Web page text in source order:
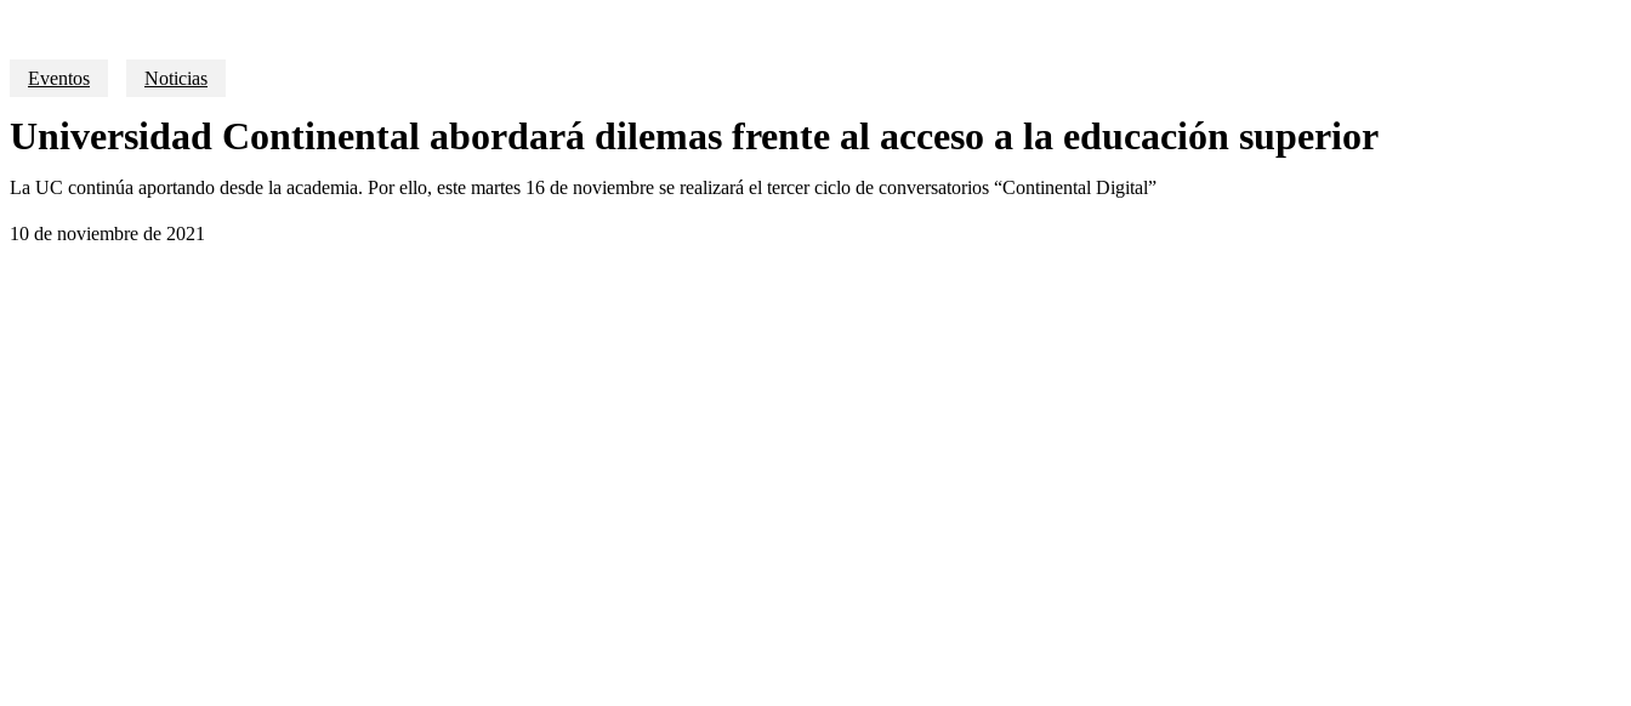
Eventos Noticias
Universidad Continental abordará dilemas frente al acceso a la educación superior
La UC continúa aportando desde la academia. Por ello, este martes 16 de noviembre se realizará el tercer ciclo de conversatorios “Continental Digital”
10 de noviembre de 2021